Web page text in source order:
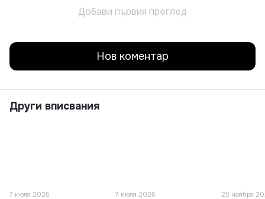
Добави първия преглед
Нов коментар
Други вписвания
7 июля 2026 7 июля 2026 25 ноября